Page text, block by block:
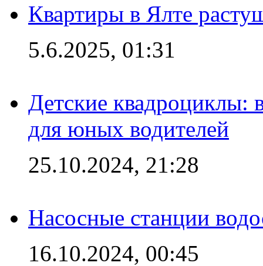
Квартиры в Ялте
5.6.2025, 01:31
Детские квадроциклы:
для юных водителей
25.10.2024, 21:28
Насосные станции
16.10.2024, 00:45